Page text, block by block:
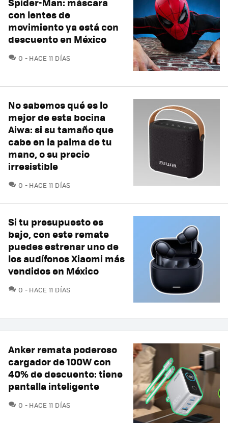
con lentes de
movimiento ya está con
descuento en México
0 COMENTARIOS
HACE 11 DÍAS
No sabemos qué es lo
mejor de esta bocina
Aiwa: si su tamaño que
cabe en la palma de tu
mano, o su precio
irresistible
0 COMENTARIOS
HACE 11 DÍAS
Si tu presupuesto es
bajo, con este remate
puedes estrenar uno de
los audífonos Xiaomi más
vendidos en México
0 COMENTARIOS
HACE 11 DÍAS
Anker remata poderoso
cargador de 100W con
40% de descuento: tiene
pantalla inteligente
0 COMENTARIOS
HACE 11 DÍAS